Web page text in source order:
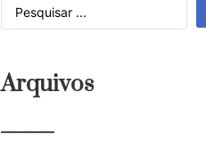
Arquivos
———